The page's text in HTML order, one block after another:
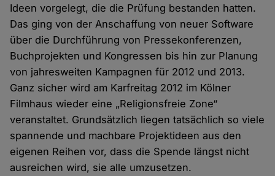
Ideen vorgelegt, die die Prüfung bestanden hatten.
Das ging von der Anschaffung von neuer Software
über die Durchführung von Pressekonferenzen,
Buchprojekten und Kongressen bis hin zur Planung
von jahresweiten Kampagnen für 2012 und 2013.
Ganz sicher wird am Karfreitag 2012 im Kölner
Filmhaus wieder eine „Religionsfreie Zone“
veranstaltet. Grundsätzlich liegen tatsächlich so viele
spannende und machbare Projektideen aus den
eigenen Reihen vor, dass die Spende längst nicht
ausreichen wird, sie alle umzusetzen.